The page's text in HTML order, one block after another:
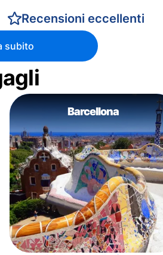
Recensioni eccellenti
subito
Barcellona